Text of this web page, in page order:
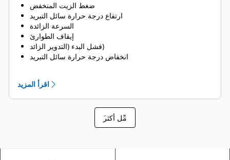
ضغط الزيت المنخفض
ارتفاع درجة حرارة سائل التبريد
السرعة الزائدة
إيقاف الطوارئ
فشل البدء (التدوير الزائد)
انخفاض درجة حرارة سائل التبريد
اقرأ المزيد
َمِّل أكثر